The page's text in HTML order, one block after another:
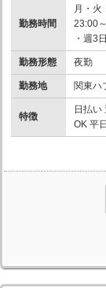
勤務時間
月・火
23:00
・週3
勤務形態 夜勤
勤務地 関東ハ
特徴
日払い
OK 平